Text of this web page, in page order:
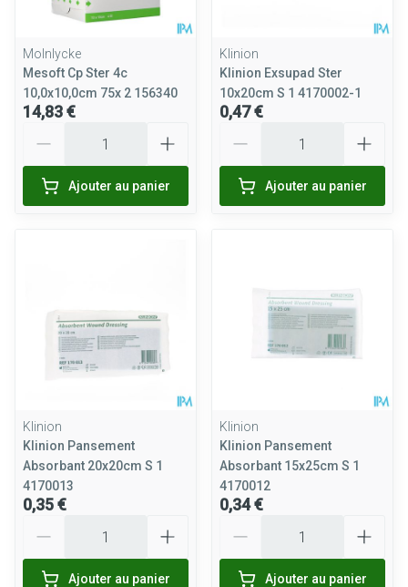
Molnlycke
Mesoft Cp Ster 4c
10,0x10,0cm 75x 2 156340
14,83 €
Ajouter au panier
Klinion
Klinion Exsupad Ster
10x20cm S 1 4170002-1
0,47 €
Ajouter au panier
Klinion
Klinion Pansement
Absorbant 20x20cm S 1
4170013
0,35 €
Ajouter au panier
Klinion
Klinion Pansement
Absorbant 15x25cm S 1
4170012
0,34 €
Ajouter au panier